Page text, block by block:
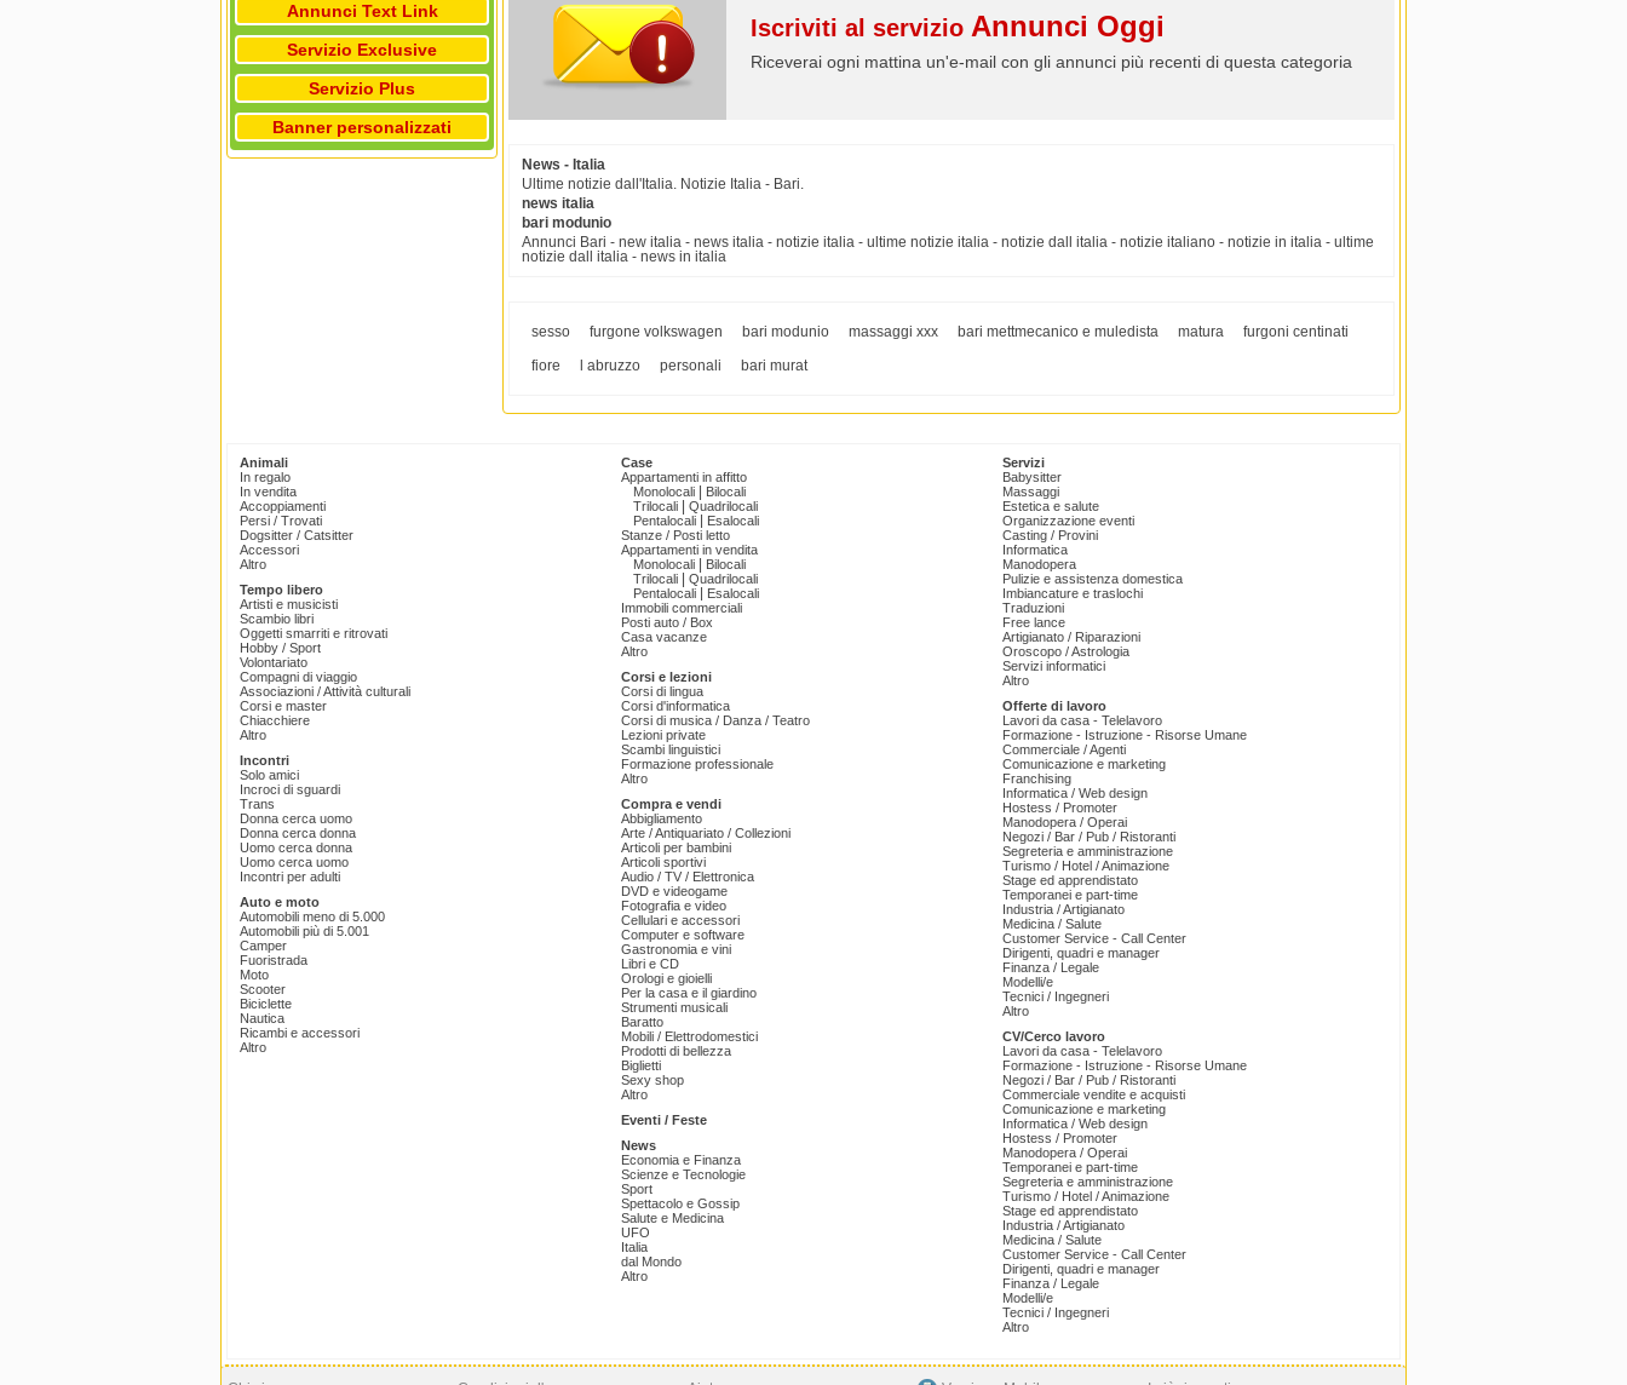
Annunci Text Link
Servizio Exclusive
Servizio Plus
Banner personalizzati
Iscriviti al servizio Annunci Oggi
Riceverai ogni mattina un'e-mail con gli annunci più recenti di questa categoria
News - Italia
Ultime notizie dall'Italia. Notizie Italia - Bari.
news italia
bari modunio
Annunci Bari - new italia - news italia - notizie italia - ultime notizie italia - notizie dall italia - notizie italiano - notizie in italia - ultime
notizie dall italia - news in italia
sesso furgone volkswagen bari modunio massaggi xxx bari mettmecanico e muledista matura
furgoni centinati
fiore
l abruzzo personali bari murat
Animali
In regalo
In vendita
Accoppiamenti
Persi / Trovati
Dogsitter / Catsitter
Accessori
Altro
Tempo libero
Artisti e musicisti
Scambio libri
Oggetti smarriti e ritrovati
Hobby / Sport
Volontariato
Compagni di viaggio
Associazioni / Attività culturali
Corsi e master
Chiacchiere
Altro
Incontri
Solo amici
Incroci di sguardi
Trans
Donna cerca uomo
Donna cerca donna
Uomo cerca donna
Uomo cerca uomo
Incontri per adulti
Auto e moto
Automobili meno di 5.000
Automobili più di 5.001
Camper
Fuoristrada
Moto
Scooter
Biciclette
Nautica
Ricambi e accessori
Altro
Case
Appartamenti in affitto
Monolocali
Bilocali
Trilocali
Quadrilocali
Pentalocali
Esalocali
Stanze / Posti letto
Appartamenti in vendita
Monolocali
Bilocali
Trilocali
Quadrilocali
Pentalocali
Esalocali
Immobili commerciali
Posti auto / Box
Casa vacanze
Altro
Corsi e lezioni
Corsi di lingua
Corsi d'informatica
Corsi di musica / Danza / Teatro
Lezioni private
Scambi linguistici
Formazione professionale
Altro
Compra e vendi
Abbigliamento
Arte / Antiquariato / Collezioni
Articoli per bambini
Articoli sportivi
Audio / TV / Elettronica
DVD e videogame
Fotografia e video
Cellulari e accessori
Computer e software
Gastronomia e vini
Libri e CD
Orologi e gioielli
Per la casa e il giardino
Strumenti musicali
Baratto
Mobili / Elettrodomestici
Prodotti di bellezza
Biglietti
Sexy shop
Altro
Eventi / Feste
News
Economia e Finanza
Scienze e Tecnologie
Sport
Spettacolo e Gossip
Salute e Medicina
UFO
Italia
dal Mondo
Altro
Servizi
Babysitter
Massaggi
Estetica e salute
Organizzazione eventi
Casting / Provini
Informatica
Manodopera
Pulizie e assistenza domestica
Imbiancature e traslochi
Traduzioni
Free lance
Artigianato / Riparazioni
Oroscopo / Astrologia
Servizi informatici
Altro
Offerte di lavoro
Lavori da casa - Telelavoro
Formazione - Istruzione - Risorse Umane
Commerciale / Agenti
Comunicazione e marketing
Franchising
Informatica / Web design
Hostess / Promoter
Manodopera / Operai
Negozi / Bar / Pub / Ristoranti
Segreteria e amministrazione
Turismo / Hotel / Animazione
Stage ed apprendistato
Temporanei e part-time
Industria / Artigianato
Medicina / Salute
Customer Service - Call Center
Dirigenti, quadri e manager
Finanza / Legale
Modelli/e
Tecnici / Ingegneri
Altro
CV/Cerco lavoro
Lavori da casa - Telelavoro
Formazione - Istruzione - Risorse Umane
Negozi / Bar / Pub / Ristoranti
Commerciale vendite e acquisti
Comunicazione e marketing
Informatica / Web design
Hostess / Promoter
Manodopera / Operai
Temporanei e part-time
Segreteria e amministrazione
Turismo / Hotel / Animazione
Stage ed apprendistato
Industria / Artigianato
Medicina / Salute
Customer Service - Call Center
Dirigenti, quadri e manager
Finanza / Legale
Modelli/e
Tecnici / Ingegneri
Altro